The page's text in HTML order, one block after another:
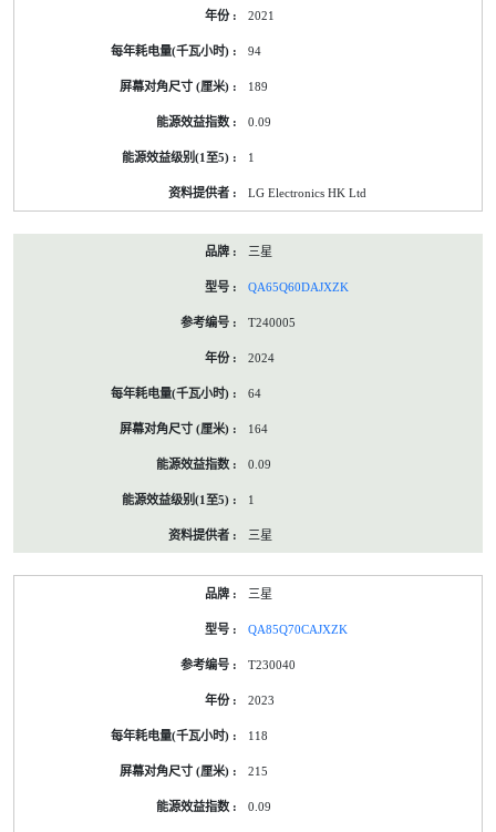
2021
94
189
0.09
1
LG Electronics HK Ltd
三星
QA65Q60DAJXZK
T240005
2024
64
164
0.09
1
三星
三星
QA85Q70CAJXZK
T230040
2023
118
215
0.09